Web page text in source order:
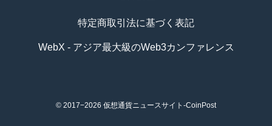
特定商取引法に基づく表記
WebX - アジア最大級のWeb3カンファレンス
© 2017−2026 仮想通貨ニュースサイト-CoinPost